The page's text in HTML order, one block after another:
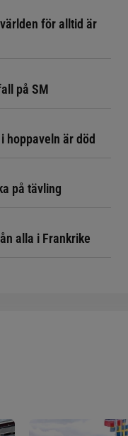
för alltid är
på SM
hoppaveln är död
på tävling
alla i Frankrike